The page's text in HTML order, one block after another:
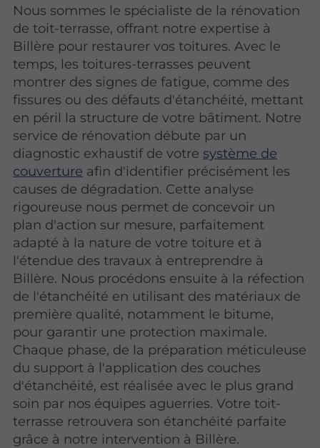
Nous sommes le spécialiste de la rénovation
de toit-terrasse, offrant notre expertise à
Billère pour restaurer vos toitures. Avec le
temps, les toitures-terrasses peuvent
montrer des signes de fatigue, comme des
fissures ou des défauts d'étanchéité, mettant
en péril la structure de votre bâtiment. Notre
service de rénovation débute par un
diagnostic exhaustif de votre système de
couverture afin d'identifier précisément les
causes de dégradation. Cette analyse
rigoureuse nous permet de concevoir un
plan d'action sur mesure, parfaitement
adapté à la nature de votre toiture et à
l'étendue des travaux à entreprendre à
Billère. Nous procédons ensuite à la réfection
de l'étanchéité en utilisant des matériaux de
première qualité, notamment le bitume,
pour garantir une protection maximale.
Chaque phase, de la préparation méticuleuse
du support à l'application des couches
d'étanchéité, est réalisée avec le plus grand
soin par nos équipes aguerries. Votre toit-
terrasse retrouvera son étanchéité parfaite
grâce à notre intervention à Billère.